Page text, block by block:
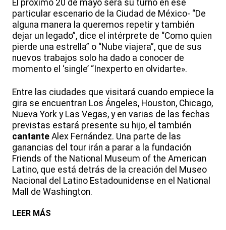
El próximo 20 de mayo será su turno en ese
particular escenario de la Ciudad de México- “De
alguna manera la queremos repetir y también
dejar un legado”, dice el intérprete de “Como quien
pierde una estrella” o “Nube viajera”, que de sus
nuevos trabajos solo ha dado a conocer de
momento el ‘single’ “Inexperto en olvidarte».
Entre las ciudades que visitará cuando empiece la
gira se encuentran Los Ángeles, Houston, Chicago,
Nueva York y Las Vegas, y en varias de las fechas
previstas estará presente su hijo, el también
cantante Alex Fernández. Una parte de las
ganancias del tour irán a parar a la fundación
Friends of the National Museum of the American
Latino, que está detrás de la creación del Museo
Nacional del Latino Estadounidense en el National
Mall de Washington.
LEER MÁS